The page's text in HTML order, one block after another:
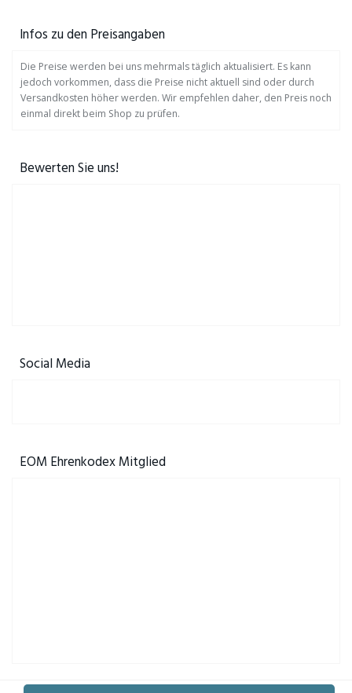
Infos zu den Preisangaben
Die Preise werden bei uns mehrmals täglich aktualisiert. Es kann
jedoch vorkommen, dass die Preise nicht aktuell sind oder durch
Versandkosten höher werden. Wir empfehlen daher, den Preis noch
einmal direkt beim Shop zu prüfen.
Bewerten Sie uns!
Social Media
EOM Ehrenkodex Mitglied